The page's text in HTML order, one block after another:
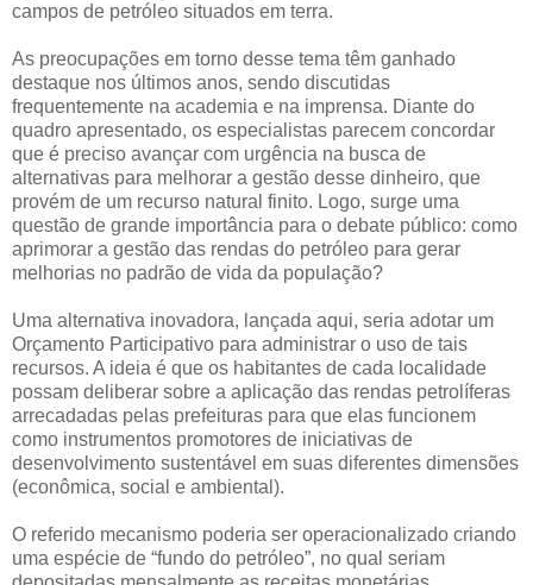
campos de petróleo situados em terra.
As preocupações em torno desse tema têm ganhado
destaque nos últimos anos, sendo discutidas
frequentemente na academia e na imprensa. Diante do
quadro apresentado, os especialistas parecem concordar
que é preciso avançar com urgência na busca de
alternativas para melhorar a gestão desse dinheiro, que
provém de um recurso natural finito. Logo, surge uma
questão de grande importância para o debate público: como
aprimorar a gestão das rendas do petróleo para gerar
melhorias no padrão de vida da população?
Uma alternativa inovadora, lançada aqui, seria adotar um
Orçamento Participativo para administrar o uso de tais
recursos. A ideia é que os habitantes de cada localidade
possam deliberar sobre a aplicação das rendas petrolíferas
arrecadadas pelas prefeituras para que elas funcionem
como instrumentos promotores de iniciativas de
desenvolvimento sustentável em suas diferentes dimensões
(econômica, social e ambiental).
O referido mecanismo poderia ser operacionalizado criando
uma espécie de “fundo do petróleo”, no qual seriam